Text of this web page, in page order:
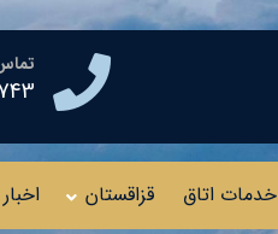
خدمات اتاق قزاقستان